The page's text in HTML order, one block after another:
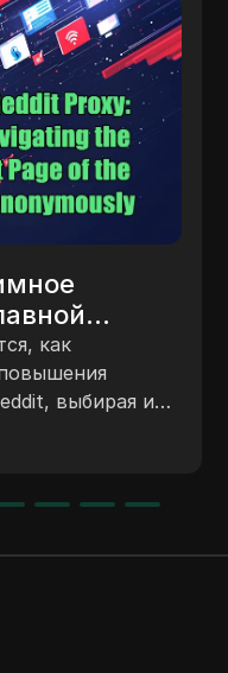
как
выбирая и
по анонимности